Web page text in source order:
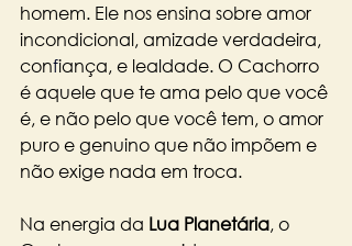
homem. Ele nos ensina sobre amor
incondicional, amizade verdadeira,
confiança, e lealdade. O Cachorro
é aquele que te ama pelo que você
é, e não pelo que você tem, o amor
puro e genuino que não impõem e
não exige nada em troca.
Na energia da Lua Planetária, o